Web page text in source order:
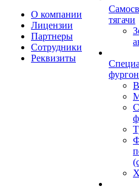
О компании
Лицензии
Партнеры
Сотрудники
Реквизиты
тягачи